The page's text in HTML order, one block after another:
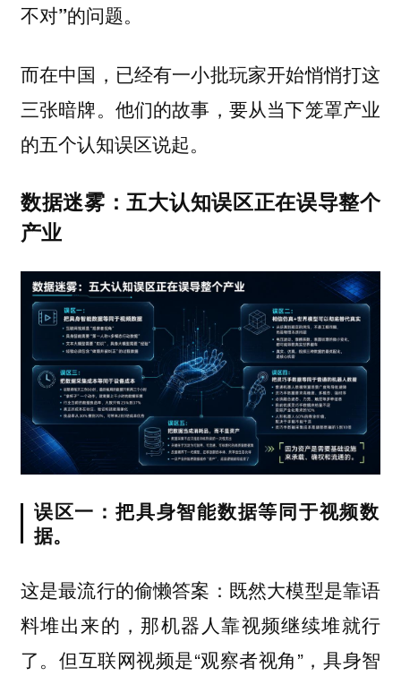
不对”的问题。
而在中国，已经有一小批玩家开始悄悄打这
三张暗牌。他们的故事，要从当下笼罩产业
的五个认知误区说起。
数据迷雾：五大认知误区正在误导整个
产业
误区一：把具身智能数据等同于视频数
据。
这是最流行的偷懒答案：既然大模型是靠语
料堆出来的，那机器人靠视频继续堆就行
了。但互联网视频是“观察者视角”，具身智